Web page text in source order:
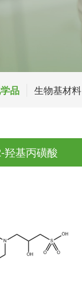
品 生物基材料
羟基丙磺酸